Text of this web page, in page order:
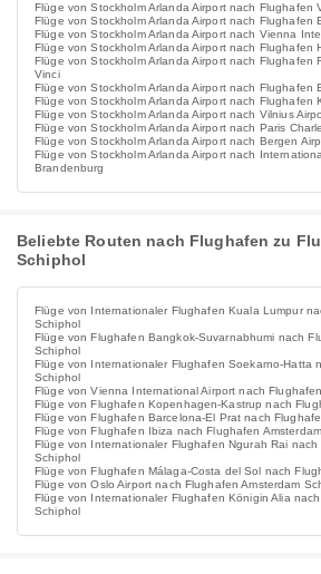
Flüge von Stockholm Arlanda Airport nach Flughafen
Flüge von Stockholm Arlanda Airport nach Flughafen
Flüge von Stockholm Arlanda Airport nach Vienna
Flüge von Stockholm Arlanda Airport nach Flughafen
Flüge von Stockholm Arlanda Airport nach Flughafen
Vinci
Flüge von Stockholm Arlanda Airport nach Flughafen
Flüge von Stockholm Arlanda Airport nach Flughafen
Flüge von Stockholm Arlanda Airport nach Vilnius
Flüge von Stockholm Arlanda Airport nach Paris
Flüge von Stockholm Arlanda Airport nach Bergen
Flüge von Stockholm Arlanda Airport nach
Brandenburg
Beliebte Routen nach Flughafen zu
Schiphol
Flüge von Internationaler Flughafen Kuala Lumpur
Schiphol
Flüge von Flughafen Bangkok-Suvarnabhumi nach
Schiphol
Flüge von Internationaler Flughafen Soekarno-Hatta
Schiphol
Flüge von Vienna International Airport nach
Flüge von Flughafen Kopenhagen-Kastrup nach
Flüge von Flughafen Barcelona-El Prat nach
Flüge von Flughafen Ibiza nach Flughafen
Flüge von Internationaler Flughafen Ngurah Rai nach
Schiphol
Flüge von Flughafen Málaga-Costa del Sol nach
Flüge von Oslo Airport nach Flughafen Amsterdam
Flüge von Internationaler Flughafen Königin Alia
Schiphol